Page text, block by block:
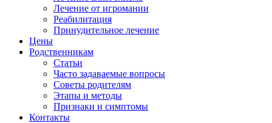
Лечение от игромании
Реабилитация
Принудительное лечение
Цены
Родственникам
Cтатьи
Часто задаваемые вопросы
Советы родителям
Этапы и методы
Признаки и симптомы
Контакты